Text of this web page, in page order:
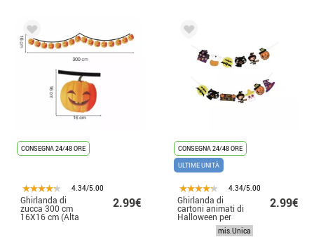
CONSEGNA 24/48 ORE
4.34/5.00
Ghirlanda di
zucca 300 cm
16X16 cm (Alta
2.99€
CONSEGNA 24/48 ORE
ULTIME UNITÀ
4.34/5.00
Ghirlanda di
cartoni animati di
Halloween per
bambini di 3 m
2.99€
mis.Unica